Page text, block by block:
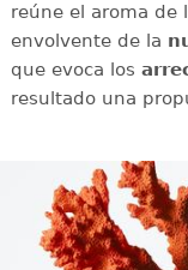
reúne el aroma de
envolvente de la
que evoca los
resultado una